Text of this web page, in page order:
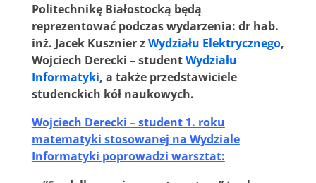
Politechnikę Białostocką będą
reprezentować podczas wydarzenia: dr hab.
inż. Jacek Kusznier zWydziału Elektrycznego,
Wojciech Derecki – studentWydziału
Informatyki, a także przedstawiciele
studenckich kół naukowych.
Wojciech Derecki – student 1. roku
matematyki stosowanej na Wydziale
Informatyki poprowadzi warsztat: